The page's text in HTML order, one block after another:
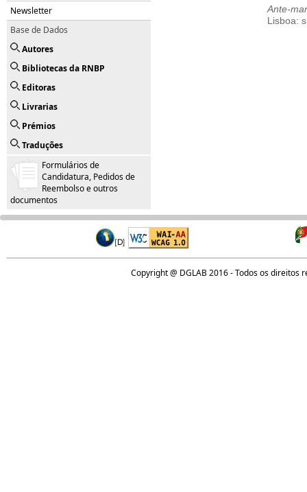
Newsletter
Base de Dados
Autores
Bibliotecas da RNBP
Editoras
Livrarias
Prémios
Traduções
Formulários de
Candidatura, Pedidos de
Reembolso e outros
documentos
Ante-
Lisboa:
Copyright @ DGLAB 2016 - Todos os